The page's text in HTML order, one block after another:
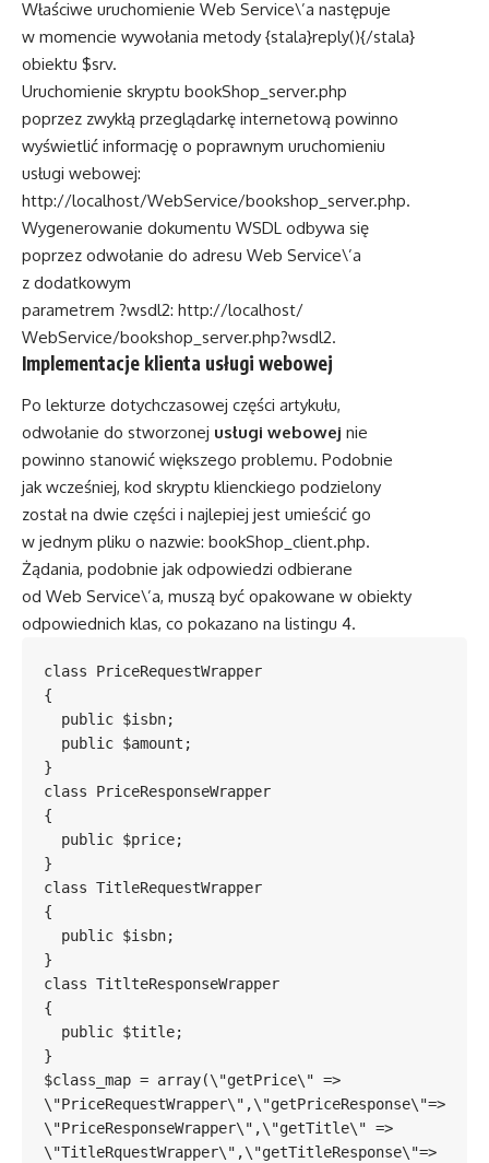
Właściwe uruchomienie Web Service\’a następuje
w momencie wywołania metody {stala}reply(){/stala}
obiektu $srv.
Uruchomienie skryptu bookShop_server.php
poprzez zwykłą przeglądarkę internetową powinno
wyświetlić informację o poprawnym uruchomieniu
usługi webowej:
http://localhost/WebService/bookshop_server.php.
Wygenerowanie dokumentu WSDL odbywa się
poprzez odwołanie do adresu Web Service\’a
z dodatkowym
parametrem ?wsdl2: http://localhost/
WebService/bookshop_server.php?wsdl2.
Implementacje klienta usługi webowej
Po lekturze dotychczasowej części artykułu,
odwołanie do stworzonej usługi webowej nie
powinno stanowić większego problemu. Podobnie
jak wcześniej, kod skryptu klienckiego podzielony
został na dwie części i najlepiej jest umieścić go
w jednym pliku o nazwie: bookShop_client.php.
Żądania, podobnie jak odpowiedzi odbierane
od Web Service\’a, muszą być opakowane w obiekty
odpowiednich klas, co pokazano na listingu 4.
class PriceRequestWrapper
{
}
class PriceResponseWrapper
{
}
class TitleRequestWrapper
{
}
class TitlteResponseWrapper
{
}
$class_map = array(\"getPrice\" =>
\"PriceRequestWrapper\",\"getPriceResponse\"=>
\"PriceResponseWrapper\",\"getTitle\" =>
\"TitleRquestWrapper\",\"getTitleResponse\"=>